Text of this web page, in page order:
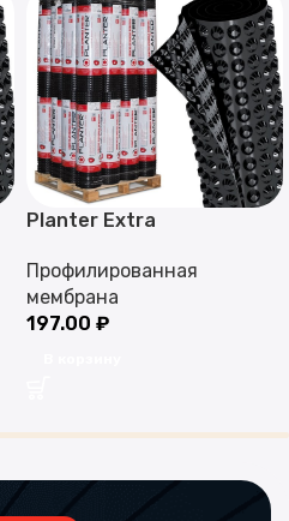
Planter Extra
Профилированная
мембрана
197.00 ₽